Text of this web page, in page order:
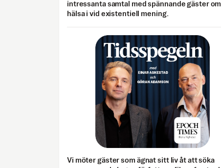
intressanta samtal med spännande gäster om
hälsa i vid existentiell mening.
Vi möter gäster som ägnat sitt liv åt att söka